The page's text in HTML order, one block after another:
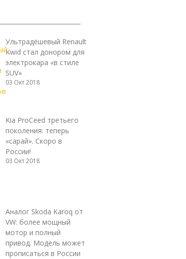
Ультрадёшевый Renault
Kwid стал донором для
электрокара «в стиле
SUV»
03 Окт 2018
Kia ProCeed третьего
поколения: теперь
«сарай». Скоро в
России!
03 Окт 2018
Аналог Skoda Karoq от
VW: более мощный
мотор и полный
привод. Модель может
прописаться в России